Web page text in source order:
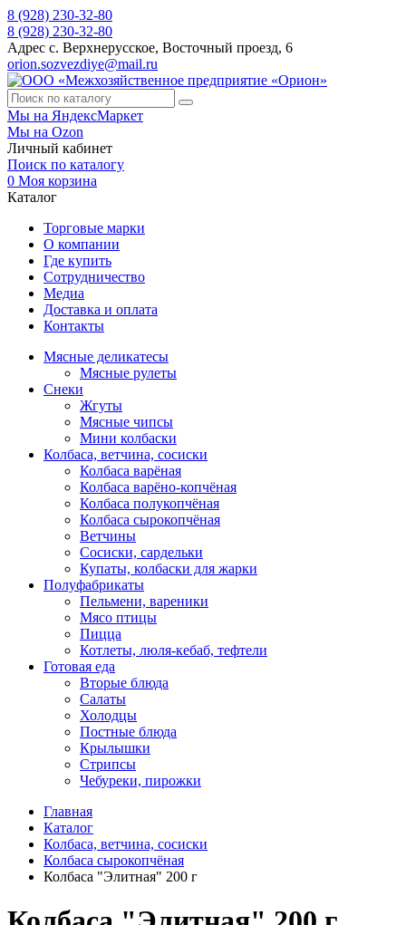
8 (928) 230-32-80
8 (928) 230-32-80
Адрес с. Верхнерусское, Восточный проезд, 6
orion.sozvezdiye@mail.ru
Мы на ЯндексМаркет
Мы на Ozon
Личный кабинет
Поиск по каталогу
0 Моя корзина
Каталог
Торговые марки
О компании
Где купить
Сотрудничество
Медиа
Доставка и оплата
Контакты
Мясные деликатесы
Мясные рулеты
Снеки
Жгуты
Мясные чипсы
Мини колбаски
Колбаса, ветчина, сосиски
Колбаса варёная
Колбаса варёно-копчёная
Колбаса полукопчёная
Колбаса сырокопчёная
Ветчины
Сосиски, сардельки
Купаты, колбаски для жарки
Полуфабрикаты
Пельмени, вареники
Мясо птицы
Пицца
Котлеты, люля-кебаб, тефтели
Готовая еда
Вторые блюда
Салаты
Холодцы
Постные блюда
Крылышки
Стрипсы
Чебуреки, пирожки
Главная
Каталог
Колбаса, ветчина, сосиски
Колбаса сырокопчёная
Колбаса "Элитная" 200 г